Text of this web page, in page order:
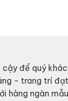
để quý
- trang trí
hàng ngàn